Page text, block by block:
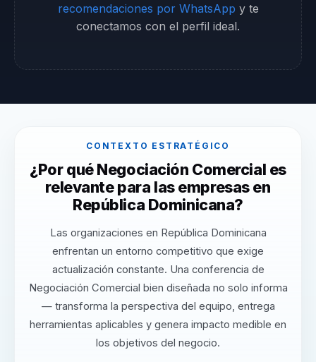
recomendaciones por WhatsApp y te
conectamos con el perfil ideal.
CONTEXTO ESTRATÉGICO
¿Por qué Negociación Comercial es
relevante para las empresas en
República Dominicana?
Las organizaciones en República Dominicana
enfrentan un entorno competitivo que exige
actualización constante. Una conferencia de
Negociación Comercial bien diseñada no solo informa
— transforma la perspectiva del equipo, entrega
herramientas aplicables y genera impacto medible en
los objetivos del negocio.